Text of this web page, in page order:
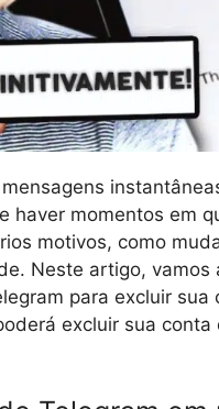
haver momentos em
motivos, como
Neste artigo,
para excluir
excluir sua